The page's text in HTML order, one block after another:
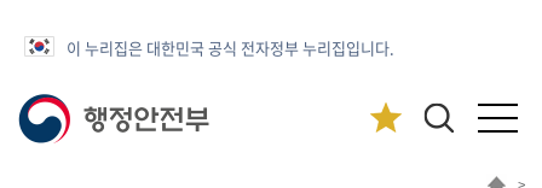
이 누리집은 대한민국 공식 전자정부 누리집입니다.
>